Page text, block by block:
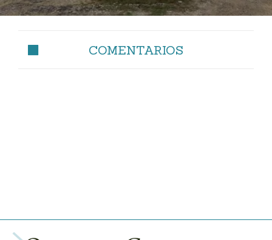
COMENTARIOS